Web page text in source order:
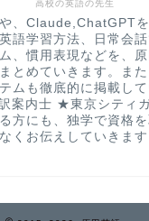
高校の英語の先生
、Claude,ChatGPT
語学習方法、日常会
、慣用表現などを、
とめていきます。ま
ムも徹底的に掲載し
案内士 ★東京シティ
方にも、独学で資格を
くお伝えしていきます